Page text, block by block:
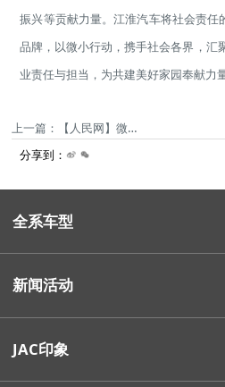
振兴等贡献力量。江淮汽车将社会责任
品牌，以微小行动，携手社会各界，汇
业责任与担当，为共建美好家园奉献力量
上一篇：【人民网】微光聚力 志愿童行——“牵手·瑞风行动”走进金寨
分享到：
全系车型
新闻活动
JAC印象